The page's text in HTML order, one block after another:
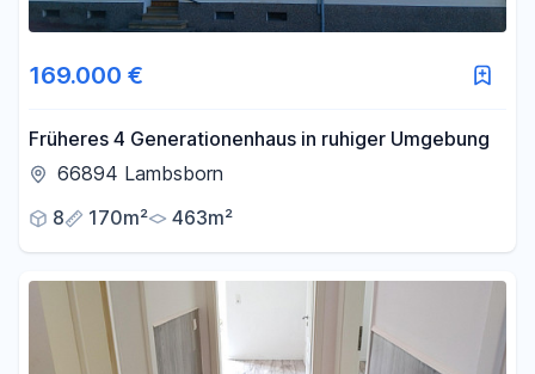
169.000 €
Früheres 4 Generationenhaus in ruhiger Umgebung
66894 Lambsborn
8
170m² 463m²